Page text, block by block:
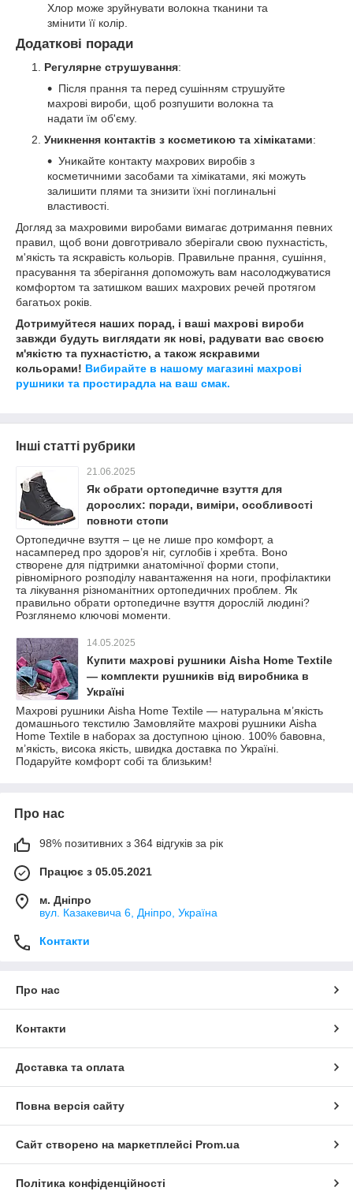
Хлор може зруйнувати волокна тканини та
змінити її колір.
Додаткові поради
Регулярне струшування:
Після прання та перед сушінням струшуйте
махрові вироби, щоб розпушити волокна та
надати їм об'єму.
Уникнення контактів з косметикою та хімікатами:
Уникайте контакту махрових виробів з
косметичними засобами та хімікатами, які можуть
залишити плями та знизити їхні поглинальні
властивості.
Догляд за махровими виробами вимагає дотримання певних
правил, щоб вони довготривало зберігали свою пухнастість,
м'якість та яскравість кольорів. Правильне прання, сушіння,
прасування та зберігання допоможуть вам насолоджуватися
комфортом та затишком ваших махрових речей протягом
багатьох років.
Дотримуйтеся наших порад, і ваші махрові вироби
завжди будуть виглядати як нові, радувати вас своєю
м'якістю та пухнастістю, а також яскравими
кольорами! Вибирайте в нашому магазині махрові
рушники та простирадла на ваш смак.
Інші статті рубрики
21.06.2025
Як обрати ортопедичне взуття для
дорослих: поради, виміри, особливості
повноти стопи
Ортопедичне взуття – це не лише про комфорт, а
насамперед про здоров’я ніг, суглобів і хребта. Воно
створене для підтримки анатомічної форми стопи,
рівномірного розподілу навантаження на ноги, профілактики
та лікування різноманітних ортопедичних проблем. Як
правильно обрати ортопедичне взуття дорослій людині?
Розглянемо ключові моменти.
14.05.2025
Купити махрові рушники Aisha Home Textile
— комплекти рушників від виробника в
Україні
Махрові рушники Aisha Home Textile — натуральна м’якість
домашнього текстилю Замовляйте махрові рушники Aisha
Home Textile в наборах за доступною ціною. 100% бавовна,
м’якість, висока якість, швидка доставка по Україні.
Подаруйте комфорт собі та близьким!
Про нас
98% позитивних з 364 відгуків за рік
Працює з 05.05.2021
м. Дніпро
вул. Казакевича 6, Дніпро, Україна
Контакти
Про нас
Контакти
Доставка та оплата
Повна версія сайту
Сайт створено на маркетплейсі Prom.ua
Політика конфіденційності